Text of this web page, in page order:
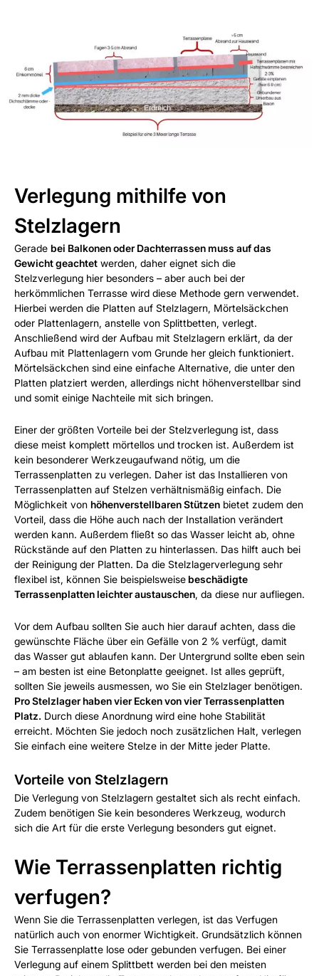
Verlegung mithilfe von
Stelzlagern
Gerade bei Balkonen oder Dachterrassen muss auf das
Gewicht geachtet werden, daher eignet sich die
Stelzverlegung hier besonders – aber auch bei der
herkömmlichen Terrasse wird diese Methode gern verwendet.
Hierbei werden die Platten auf Stelzlagern, Mörtelsäckchen
oder Plattenlagern, anstelle von Splittbetten, verlegt.
Anschließend wird der Aufbau mit Stelzlagern erklärt, da der
Aufbau mit Plattenlagern vom Grunde her gleich funktioniert.
Mörtelsäckchen sind eine einfache Alternative, die unter den
Platten platziert werden, allerdings nicht höhenverstellbar sind
und somit einige Nachteile mit sich bringen.
Einer der größten Vorteile bei der Stelzverlegung ist, dass
diese meist komplett mörtellos und trocken ist. Außerdem ist
kein besonderer Werkzeugaufwand nötig, um die
Terrassenplatten zu verlegen. Daher ist das Installieren von
Terrassenplatten auf Stelzen verhältnismäßig einfach. Die
Möglichkeit von höhenverstellbaren Stützen bietet zudem den
Vorteil, dass die Höhe auch nach der Installation verändert
werden kann. Außerdem fließt so das Wasser leicht ab, ohne
Rückstände auf den Platten zu hinterlassen. Das hilft auch bei
der Reinigung der Platten. Da die Stelzlagerverlegung sehr
flexibel ist, können Sie beispielsweisebeschädigte
Terrassenplatten leichter austauschen, da diese nur aufliegen.
Vor dem Aufbau sollten Sie auch hier darauf achten, dass die
gewünschte Fläche über ein Gefälle von 2 % verfügt, damit
das Wasser gut ablaufen kann. Der Untergrund sollte eben sein
– am besten ist eine Betonplatte geeignet. Ist alles geprüft,
sollten Sie jeweils ausmessen, wo Sie ein Stelzlager benötigen.
Pro Stelzlager haben vier Ecken von vier Terrassenplatten
Platz. Durch diese Anordnung wird eine hohe Stabilität
erreicht. Möchten Sie jedoch noch zusätzlichen Halt, verlegen
Sie einfach eine weitere Stelze in der Mitte jeder Platte.
Vorteile von Stelzlagern
Die Verlegung von Stelzlagern gestaltet sich als recht einfach.
Zudem benötigen Sie kein besonderes Werkzeug, wodurch
sich die Art für die erste Verlegung besonders gut eignet.
Wie Terrassenplatten richtig
verfugen?
Wenn Sie die Terrassenplatten verlegen, ist das Verfugen
natürlich auch von enormer Wichtigkeit. Grundsätzlich können
Sie Terrassenplatte lose oder gebunden verfugen. Bei einer
Verlegung auf einem Splittbett werden bei den meisten